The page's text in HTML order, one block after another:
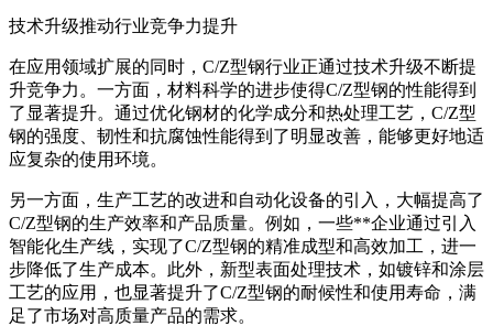
技术升级推动行业竞争力提升
在应用领域扩展的同时，C/Z型钢行业正通过技术升级不断提
升竞争力。一方面，材料科学的进步使得C/Z型钢的性能得到
了显著提升。通过优化钢材的化学成分和热处理工艺，C/Z型
钢的强度、韧性和抗腐蚀性能得到了明显改善，能够更好地适
应复杂的使用环境。
另一方面，生产工艺的改进和自动化设备的引入，大幅提高了
C/Z型钢的生产效率和产品质量。例如，一些**企业通过引入
智能化生产线，实现了C/Z型钢的精准成型和高效加工，进一
步降低了生产成本。此外，新型表面处理技术，如镀锌和涂层
工艺的应用，也显著提升了C/Z型钢的耐候性和使用寿命，满
足了市场对高质量产品的需求。